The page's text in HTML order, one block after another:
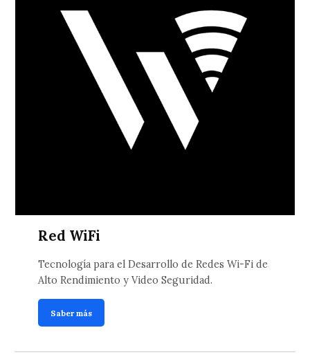
Red WiFi
Tecnología para el Desarrollo de Redes Wi-Fi de
Alto Rendimiento y Video Seguridad.
Saber más